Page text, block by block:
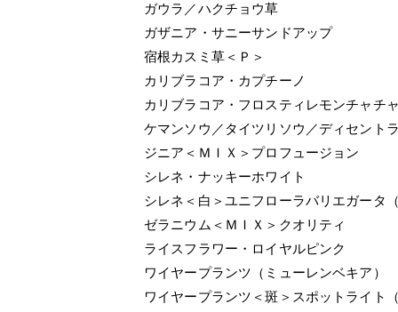
ガウラ／ハクチョウ草
ガザニア・サニーサンドアップ
宿根カスミ草＜Ｐ＞
カリブラコア・カプチーノ
カリブラコア・フロスティレモンチャチャ
ケマンソウ／タイツリソウ／ディセントラ
ジニア＜ＭＩＸ＞プロフュージョン
シレネ・ナッキーホワイト
シレネ＜白＞ユニフローラバリエガータ（
ゼラニウム＜ＭＩＸ＞クオリティ
ライスフラワー・ロイヤルピンク
ワイヤープランツ（ミューレンベキア）
ワイヤープランツ＜斑＞スポットライト